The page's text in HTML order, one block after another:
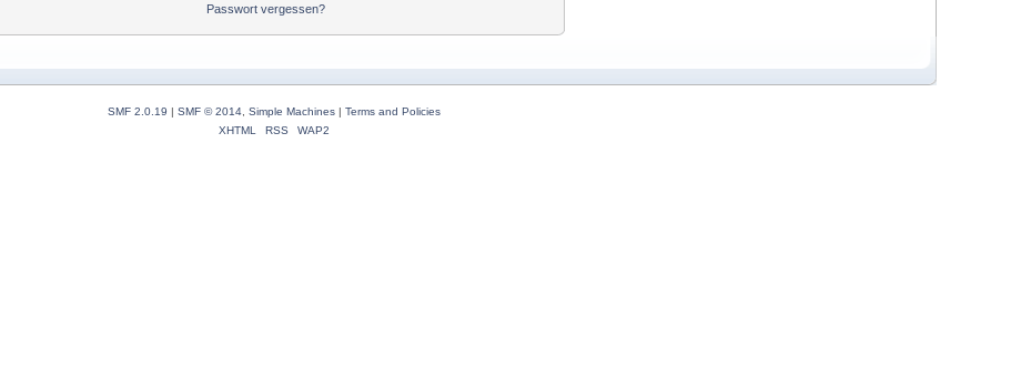
Passwort vergessen?
SMF 2.0.19 | SMF © 2014, Simple Machines| Terms and Policies
XHTML
RSS WAP2